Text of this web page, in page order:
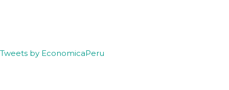
Tweets by EconomicaPeru